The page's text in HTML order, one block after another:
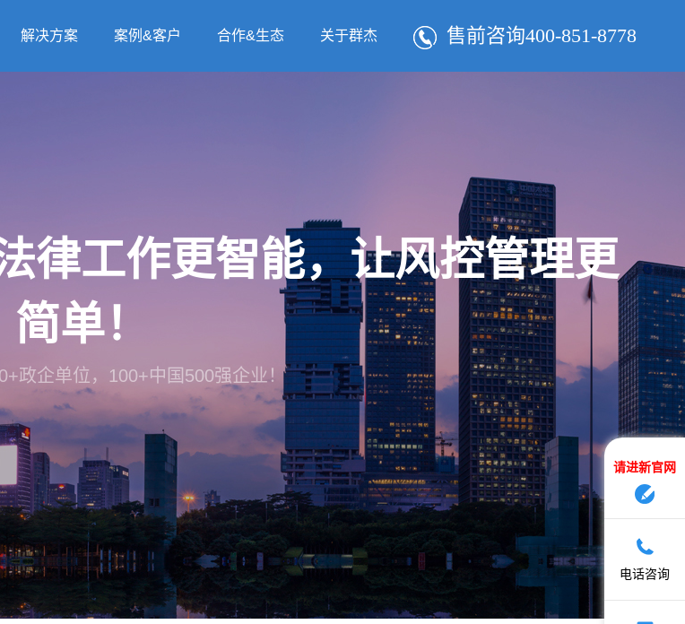
售前咨询400-851-8778
解决方案 案例&客户 合作&生态 关于群杰
律工作更智能，让风控管理更
简单！
政企单位，100+中国500强企业！
请进新官网
电话咨询